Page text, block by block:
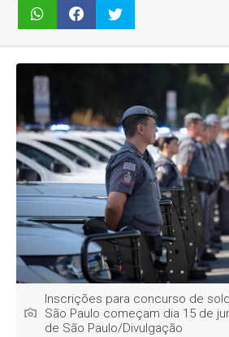
Inscrições para concurso de
São Paulo começam dia 15 de
de São Paulo/Divulgação